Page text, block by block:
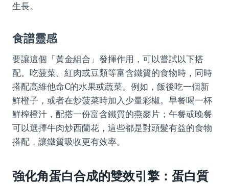
生長。
食譜靈感
要讓這個「黃金組合」發揮作用，可以嘗試以下搭
配。吃菠菜、紅肉或豆類等富含鐵質的食物時，同時
搭配高維他命C的水果或蔬菜。例如，飯後吃一個新
鮮橙子，或者在炒菠菜時加入少量彩椒。早餐喝一杯
鮮榨橙汁，配搭一份富含鐵質的燕麥片；午餐或晚餐
可以選擇牛肉炒西蘭花，這些都是對頭髮有益的食物
搭配，讓鐵質吸收更有效率。
強化角蛋白合成的雙效引擎：蛋白質